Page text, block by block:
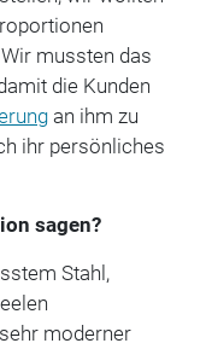
mussten das
die Kunden
an ihm zu
ihr persönliches
sagen?
Stahl,
moderner